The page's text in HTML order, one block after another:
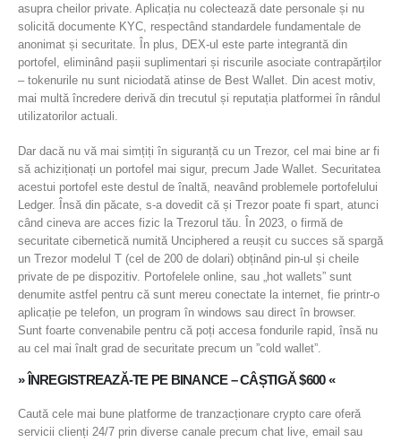
asupra cheilor private. Aplicația nu colectează date personale și nu
solicită documente KYC, respectând standardele fundamentale de
anonimat și securitate. În plus, DEX-ul este parte integrantă din
portofel, eliminând pașii suplimentari și riscurile asociate contrapărților
– tokenurile nu sunt niciodată atinse de Best Wallet. Din acest motiv,
mai multă încredere derivă din trecutul și reputația platformei în rândul
utilizatorilor actuali.
Dar dacă nu vă mai simțiți în siguranță cu un Trezor, cel mai bine ar fi
să achiziționați un portofel mai sigur, precum Jade Wallet. Securitatea
acestui portofel este destul de înaltă, neavând problemele portofelului
Ledger. Însă din păcate, s-a dovedit că și Trezor poate fi spart, atunci
când cineva are acces fizic la Trezorul tău. În 2023, o firmă de
securitate cibernetică numită Unciphered a reușit cu succes să spargă
un Trezor modelul T (cel de 200 de dolari) obținând pin-ul și cheile
private de pe dispozitiv. Portofelele online, sau „hot wallets” sunt
denumite astfel pentru că sunt mereu conectate la internet, fie printr-o
aplicație pe telefon, un program în windows sau direct în browser.
Sunt foarte convenabile pentru că poți accesa fondurile rapid, însă nu
au cel mai înalt grad de securitate precum un ”cold wallet”.
» ÎNREGISTREAZĂ-TE PE BINANCE – CÂȘTIGĂ $600 «
Caută cele mai bune platforme de tranzacționare crypto care oferă
servicii clienți 24/7 prin diverse canale precum chat live, email sau